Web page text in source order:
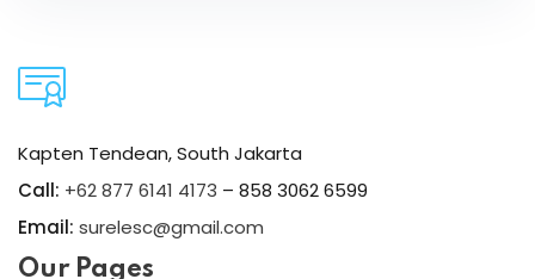
Kapten Tendean, South Jakarta
Call: +62 877 6141 4173 – 858 3062 6599
Email: surelesc@gmail.com
Our Pages